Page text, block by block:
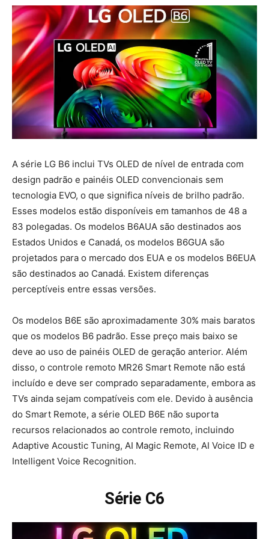
A série LG B6 inclui TVs OLED de nível de entrada com
design padrão e painéis OLED convencionais sem
tecnologia EVO, o que significa níveis de brilho padrão.
Esses modelos estão disponíveis em tamanhos de 48 a
83 polegadas. Os modelos B6AUA são destinados aos
Estados Unidos e Canadá, os modelos B6GUA são
projetados para o mercado dos EUA e os modelos B6EUA
são destinados ao Canadá. Existem diferenças
perceptíveis entre essas versões.
Os modelos B6E são aproximadamente 30% mais baratos
que os modelos B6 padrão. Esse preço mais baixo se
deve ao uso de painéis OLED de geração anterior. Além
disso, o controle remoto MR26 Smart Remote não está
incluído e deve ser comprado separadamente, embora as
TVs ainda sejam compatíveis com ele. Devido à ausência
do Smart Remote, a série OLED B6E não suporta
recursos relacionados ao controle remoto, incluindo
Adaptive Acoustic Tuning, AI Magic Remote, AI Voice ID e
Intelligent Voice Recognition.
Série C6